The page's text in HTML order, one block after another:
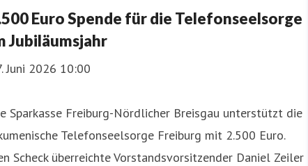
Euro Spende für die Telefonseelsorge
Jubiläumsjahr
Juni 2026 10:00
Sparkasse Freiburg-Nördlicher Breisgau unterstützt die
Telefonseelsorge Freiburg mit 2.500 Euro.
Scheck überreichte Vorstandsvorsitzender Daniel Zeiler